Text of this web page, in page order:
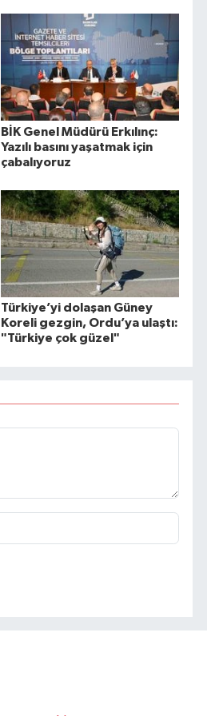
BİK Genel Müdürü Erkılınç:
Yazılı basını yaşatmak için
çabalıyoruz
Türkiye’yi dolaşan Güney
Koreli gezgin, Ordu’ya ulaştı:
"Türkiye çok güzel"